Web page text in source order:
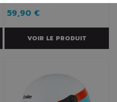
59,90 €
VOIR LE PRODUIT